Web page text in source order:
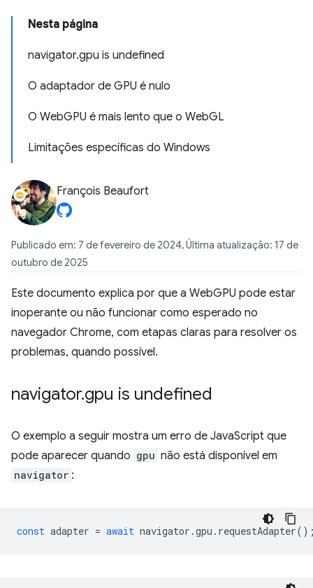
Nesta página
navigator.gpu is undefined
O adaptador de GPU é nulo
O WebGPU é mais lento que o WebGL
Limitações específicas do Windows
François Beaufort
Publicado em: 7 de fevereiro de 2024, Última atualização: 17 de
outubro de 2025
Este documento explica por que a WebGPU pode estar
inoperante ou não funcionar como esperado no
navegador Chrome, com etapas claras para resolver os
problemas, quando possível.
navigator.gpu is undefined
O exemplo a seguir mostra um erro de JavaScript que
pode aparecer quando gpu não está disponível em
navigator :
const adapter = await navigator .gpu . requestAdapter